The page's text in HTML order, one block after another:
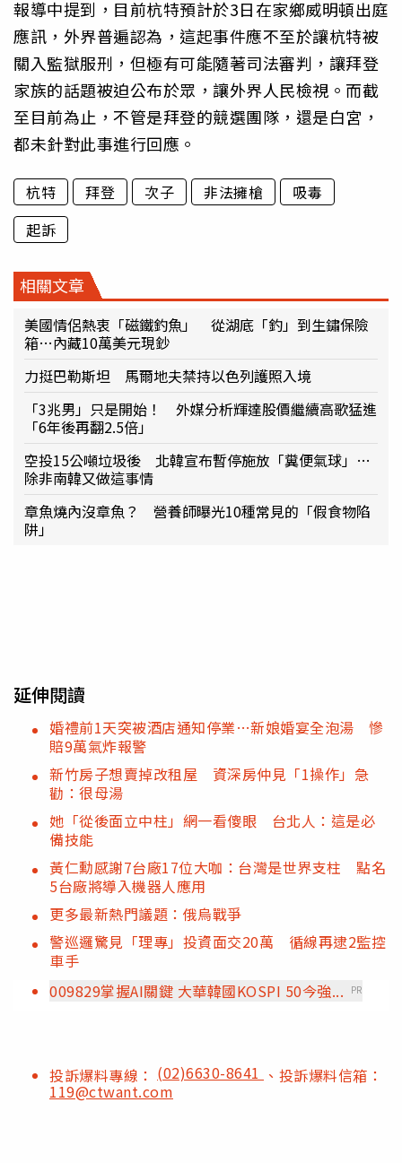
報導中提到，目前杭特預計於3日在家鄉威明頓出庭
應訊，外界普遍認為，這起事件應不至於讓杭特被
關入監獄服刑，但極有可能隨著司法審判，讓拜登
家族的話題被迫公布於眾，讓外界人民檢視。而截
至目前為止，不管是拜登的競選團隊，還是白宮，
都未針對此事進行回應。
杭特 拜登 次子 非法擁槍
吸毒
起訴
相關文章
美國情侶熱衷「磁鐵釣魚」 從湖底「釣」到生鏽保險
箱…內藏10萬美元現鈔
力挺巴勒斯坦 馬爾地夫禁持以色列護照入境
「3兆男」只是開始！ 外媒分析輝達股價繼續高歌猛進
「6年後再翻2.5倍」
空投15公噸垃圾後 北韓宣布暫停施放「糞便氣球」…
除非南韓又做這事情
章魚燒內沒章魚？ 營養師曝光10種常見的「假食物陷
阱」
延伸閱讀
婚禮前1天突被酒店通知停業…新娘婚宴全泡湯 慘
賠9萬氣炸報警
新竹房子想賣掉改租屋 資深房仲見「1操作」急
勸：很母湯
她「從後面立中柱」網一看傻眼 台北人：這是必
備技能
黃仁勳感謝7台廠17位大咖：台灣是世界支柱 點名
5台廠將導入機器人應用
更多最新熱門議題：俄烏戰爭
警巡邏驚見「理專」投資面交20萬 循線再逮2監控
車手
009829掌握AI關鍵 大華韓國KOSPI 50今強...
PR
投訴爆料專線： (02)6630-8641 、投訴爆料信箱：
119@ctwant.com